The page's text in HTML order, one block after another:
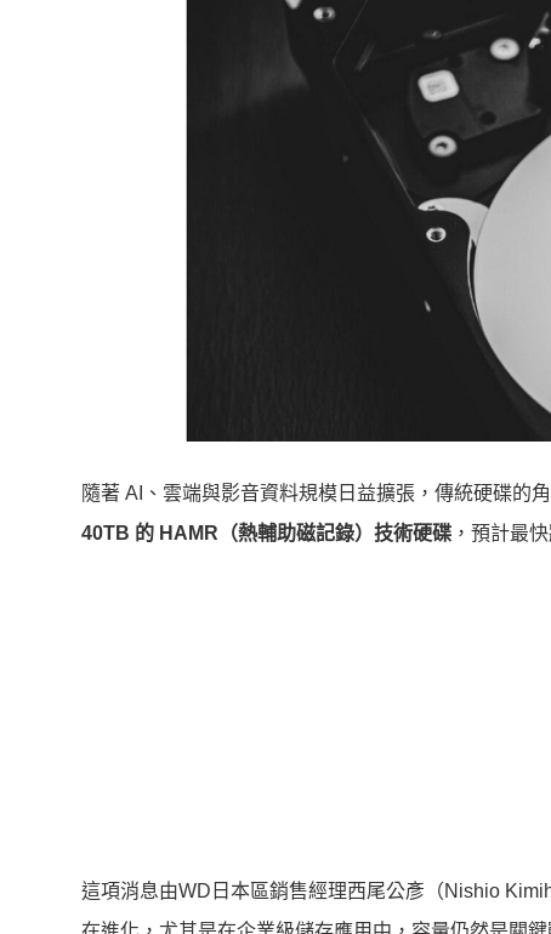
隨著 AI、雲端與影音資料規模日益擴張，傳統硬碟的
40TB 的 HAMR（熱輔助磁記錄）技術硬碟 ，預計最
這項消息由WD日本區銷售經理西尾公彥（Nishio